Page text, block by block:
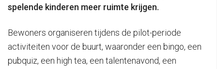
spelende kinderen meer ruimte krijgen.
Bewoners organiseren tijdens de pilot-periode
activiteiten voor de buurt, waaronder een bingo, een
pubquiz, een high tea, een talentenavond, een